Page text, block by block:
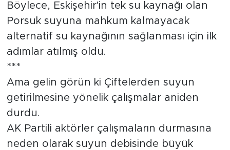
Böylece, Eskişehir'in tek su kaynağı olan
Porsuk suyuna mahkum kalmayacak
alternatif su kaynağının sağlanması için ilk
adımlar atılmış oldu.
***
Ama gelin görün ki Çiftelerden suyun
getirilmesine yönelik çalışmalar aniden
durdu.
AK Partili aktörler çalışmaların durmasına
neden olarak suyun debisinde büyük